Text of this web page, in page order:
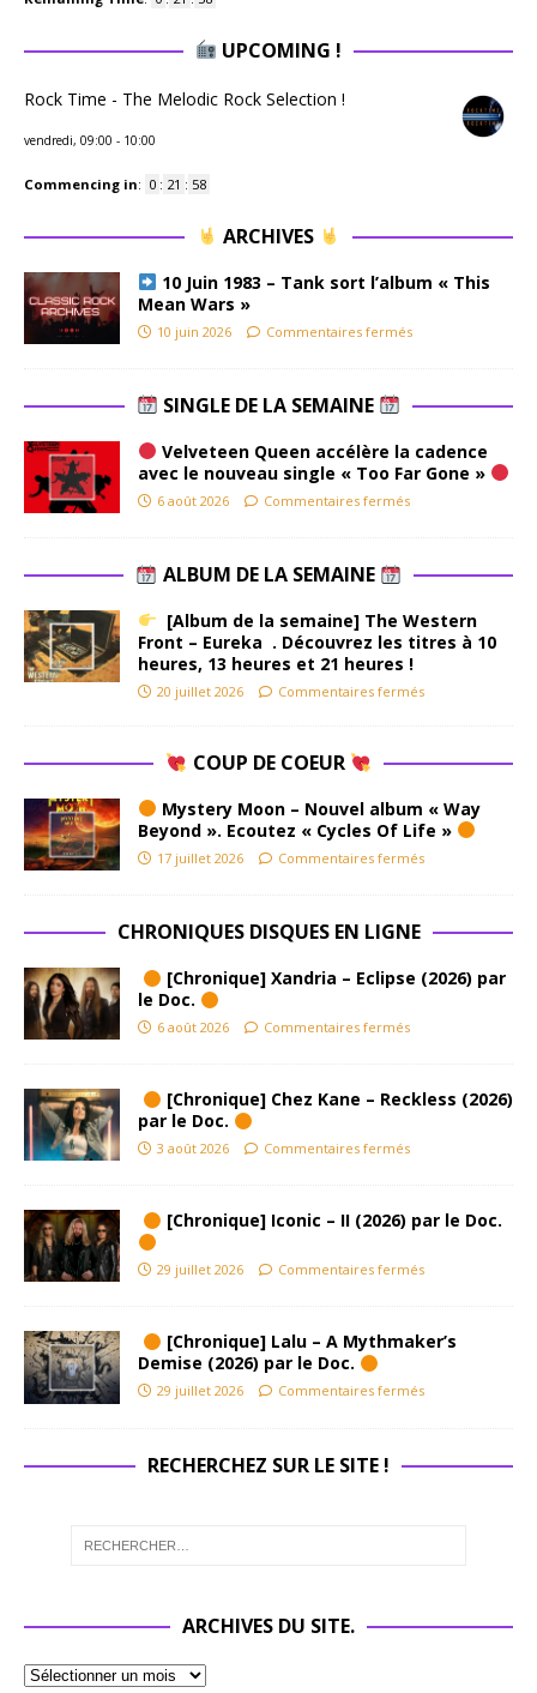
UPCOMING !
Rock Time - The Melodic Rock Selection !
vendredi, 09:00 - 10:00
Commencing in: 0 : 21 : 57
ARCHIVES
10 Juin 1983 – Tank sort l’album « This
Mean Wars »
10 juin 2026 Commentaires fermés
SINGLE DE LA SEMAINE
Velveteen Queen accélère la cadence
avec le nouveau single « Too Far Gone »
6 août 2026 Commentaires fermés
ALBUM DE LA SEMAINE
[Album de la semaine] The Western
Front – Eureka . Découvrez les titres à 10
heures, 13 heures et 21 heures !
20 juillet 2026 Commentaires fermés
COUP DE COEUR
Mystery Moon – Nouvel album « Way
Beyond ». Ecoutez « Cycles Of Life »
17 juillet 2026 Commentaires fermés
CHRONIQUES DISQUES EN LIGNE
[Chronique] Xandria – Eclipse (2026) par
le Doc.
6 août 2026 Commentaires fermés
[Chronique] Chez Kane – Reckless (2026)
par le Doc.
3 août 2026 Commentaires fermés
[Chronique] Iconic – II (2026) par le Doc.
29 juillet 2026 Commentaires fermés
[Chronique] Lalu – A Mythmaker’s
Demise (2026) par le Doc.
29 juillet 2026 Commentaires fermés
RECHERCHEZ SUR LE SITE !
ARCHIVES DU SITE.